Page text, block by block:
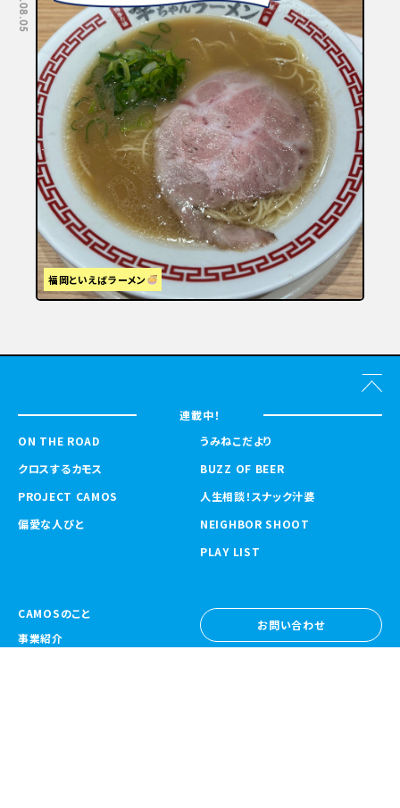
福岡といえばラーメン
連載中！
ON THE ROAD
クロスするカモス
PROJECT CAMOS
偏愛な人びと
うみねこだより
BUZZ OF BEER
人生相談！スナック汁婆
NEIGHBOR SHOOT
PLAY LIST
CAMOSのこと
事業紹介
お問い合わせ